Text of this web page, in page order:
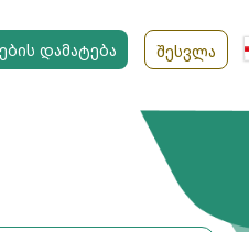
ᲓᲐᲛᲐᲢᲔᲑᲐ ᲨᲔᲡᲕᲚᲐ